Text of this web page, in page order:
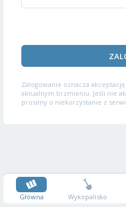
Zalogowanie oznacza akceptację
aktualnym brzmieniu. Jeśli nie
prosimy o niekorzystanie z
Główna Wykopalisko